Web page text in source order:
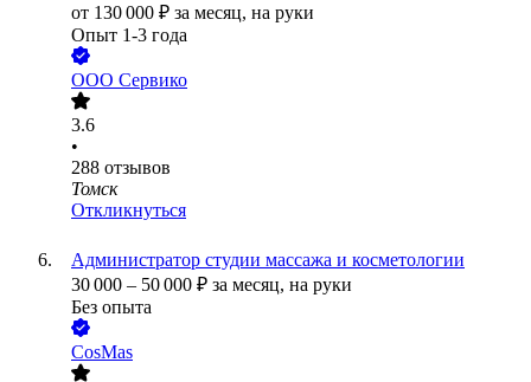
от 130 000 ₽ за месяц, на руки
Опыт 1-3 года
ООО Сервико
3.6
•
288 отзывов
Томск
Откликнуться
Администратор студии массажа и косметологии
30 000 – 50 000 ₽ за месяц, на руки
Без опыта
CosMas